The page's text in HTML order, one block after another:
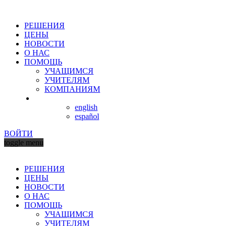
РЕШЕНИЯ
ЦЕНЫ
НОВОСТИ
О НАС
ПОМОЩЬ
УЧАЩИМСЯ
УЧИТЕЛЯМ
КОМПАНИЯМ
english
español
ВОЙТИ
toggle menu
РЕШЕНИЯ
ЦЕНЫ
НОВОСТИ
О НАС
ПОМОЩЬ
УЧАЩИМСЯ
УЧИТЕЛЯМ